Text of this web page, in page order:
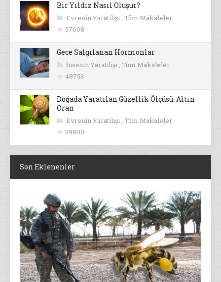
Bir Yıldız Nasıl Oluşur?
Evrenin Yaratılışı , Tüm Makaleler
57608
Gece Salgılanan Hormonlar
İnsanın Yaratılışı , Tüm Makaleler
48753
Doğada Yaratılan Güzellik Ölçüsü: Altın
Oran
Evrenin Yaratılışı , Tüm Makaleler
39900
Son Eklenenler